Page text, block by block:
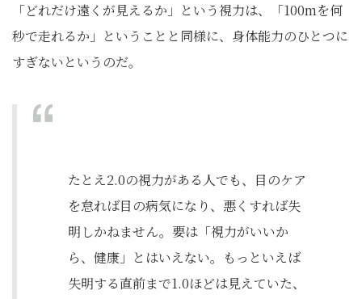
「どれだけ遠くが見えるか」という視力は、「100mを何
秒で走れるか」ということと同様に、身体能力のひとつに
すぎないというのだ。
たとえ2.0の視力がある人でも、目のケア
を怠れば目の病気になり、悪くすれば失
明しかねません。要は「視力がいいか
ら、健康」とはいえない。もっといえば
失明する直前まで1.0ほどは見えていた、